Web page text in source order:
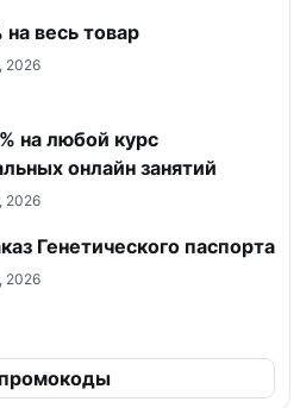
весь товар
2026
на любой курс
онлайн занятий
2026
Генетического паспорта
2026